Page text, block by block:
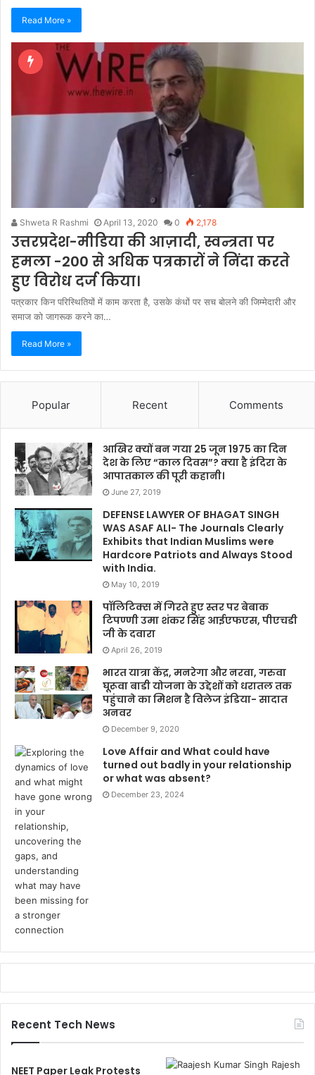
Read More »
Shweta R Rashmi April 13, 2020 0 2,178
उत्तरप्रदेश-मीडिया की आज़ादी, स्वन्त्रता पर
हमला -200 से अधिक पत्रकारों ने निंदा करते
हुए विरोध दर्ज किया।
पत्रकार किन परिस्थितियों में काम करता है, उसके कंधों पर सच बोलने की जिम्मेदारी और
समाज को जागरूक करने का…
Read More »
Popular Recent Comments
आखिर क्यों बन गया 25 जून 1975 का दिन
देश के लिए “काल दिवस”? क्या है इंदिरा के
आपातकाल की पूरी कहानी।
June 27, 2019
DEFENSE LAWYER OF BHAGAT SINGH
WAS ASAF ALI- The Journals Clearly
Exhibits that Indian Muslims were
Hardcore Patriots and Always Stood
with India.
May 10, 2019
पॉलिटिक्स में गिरते हुए स्तर पर बेबाक
टिपण्णी उमा शंकर सिंह आईएफएस, पीएचडी
जी के दवारा
April 26, 2019
भारत यात्रा केंद्र, मनरेगा और नरवा, गरुवा
घूरूवा बाडी योजना के उद्देशों को धरातल तक
पहुंचाने का मिशन है विलेज इंडिया- सादात
अनवर
December 9, 2020
Love Affair and What could have
turned out badly in your relationship
or what was absent?
December 23, 2024
Recent Tech News
NEET Paper Leak Protests